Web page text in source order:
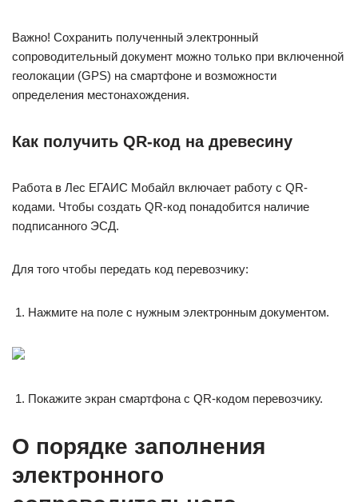
Важно! Сохранить полученный электронный
сопроводительный документ можно только при включенной
геолокации (GPS) на смартфоне и возможности
определения местонахождения.
Как получить QR-код на древесину
Работа в Лес ЕГАИС Мобайл включает работу с QR-
кодами. Чтобы создать QR-код понадобится наличие
подписанного ЭСД.
Для того чтобы передать код перевозчику:
Нажмите на поле с нужным электронным документом.
Покажите экран смартфона с QR-кодом перевозчику.
О порядке заполнения
электронного